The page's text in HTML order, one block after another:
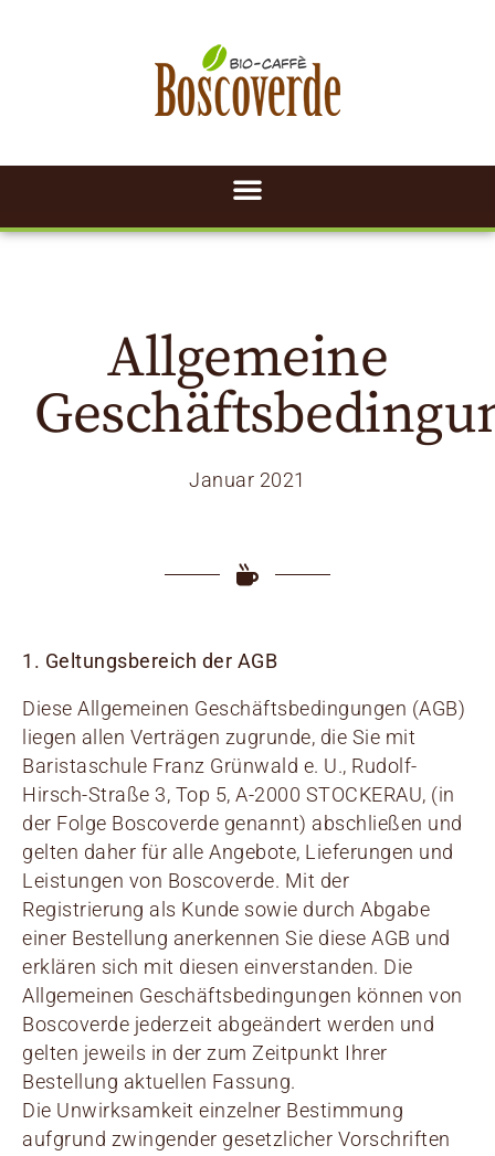
Allgemeine
Januar 2021
1. Geltungsbereich der AGB
Diese Allgemeinen Geschäftsbedingungen (AGB)
liegen allen Verträgen zugrunde, die Sie mit
Baristaschule Franz Grünwald e. U., Rudolf-
Hirsch-Straße 3, Top 5, A-2000 STOCKERAU, (in
der Folge Boscoverde genannt) abschließen und
gelten daher für alle Angebote, Lieferungen und
Leistungen von Boscoverde. Mit der
Registrierung als Kunde sowie durch Abgabe
einer Bestellung anerkennen Sie diese AGB und
erklären sich mit diesen einverstanden. Die
Allgemeinen Geschäftsbedingungen können von
Boscoverde jederzeit abgeändert werden und
gelten jeweils in der zum Zeitpunkt Ihrer
Bestellung aktuellen Fassung.
Die Unwirksamkeit einzelner Bestimmung
aufgrund zwingender gesetzlicher Vorschriften